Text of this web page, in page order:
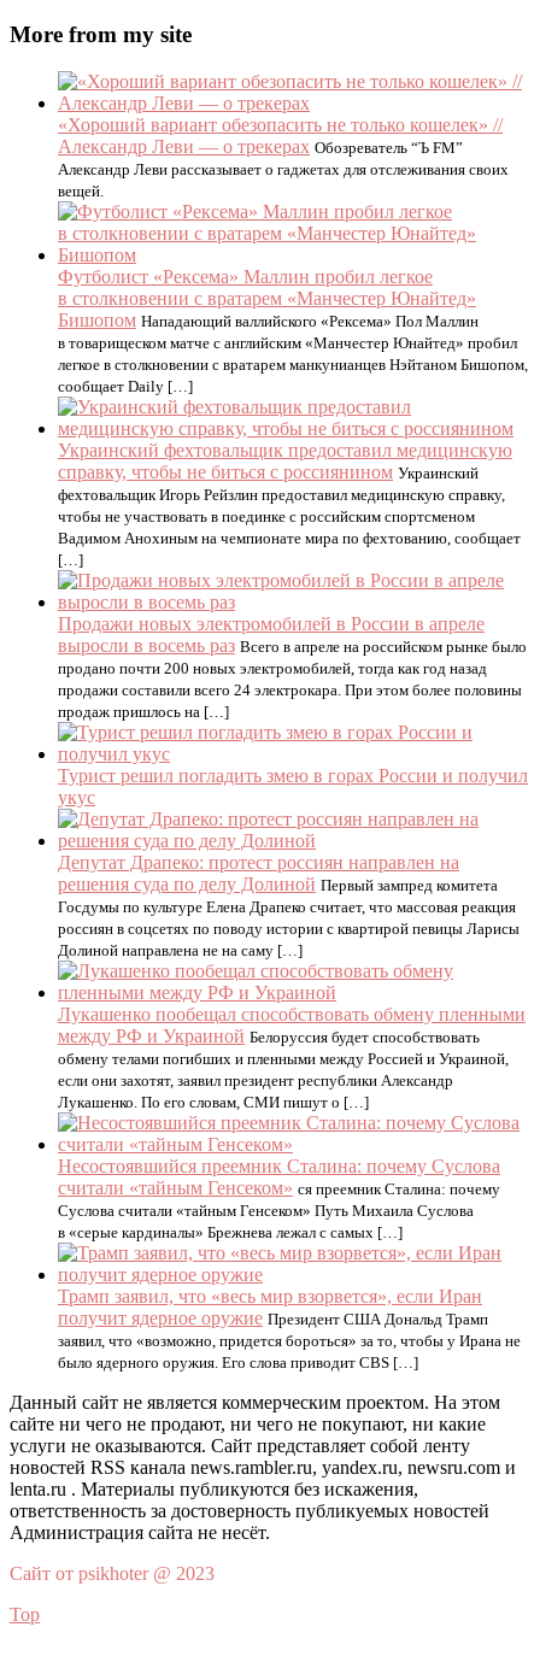
More from my site
«Хороший вариант обезопасить не только кошелек» //
Александр Леви — о трекерах Обозреватель “Ъ FM”
Александр Леви рассказывает о гаджетах для отслеживания своих
вещей.
Футболист «Рексема» Маллин пробил легкое
в столкновении с вратарем «Манчестер Юнайтед»
Бишопом Нападающий валлийского «Рексема» Пол Маллин
в товарищеском матче с английским «Манчестер Юнайтед» пробил
легкое в столкновении с вратарем манкунианцев Нэйтаном Бишопом,
сообщает Daily […]
Украинский фехтовальщик предоставил медицинскую
справку, чтобы не биться с россиянином Украинский
фехтовальщик Игорь Рейзлин предоставил медицинскую справку,
чтобы не участвовать в поединке с российским спортсменом
Вадимом Анохиным на чемпионате мира по фехтованию, сообщает
[…]
Продажи новых электромобилей в России в апреле
выросли в восемь раз Всего в апреле на российском рынке было
продано почти 200 новых электромобилей, тогда как год назад
продажи составили всего 24 электрокара. При этом более половины
продаж пришлось на […]
Турист решил погладить змею в горах России и получил
укус
Депутат Драпеко: протест россиян направлен на
решения суда по делу Долиной Первый зампред комитета
Госдумы по культуре Елена Драпеко считает, что массовая реакция
россиян в соцсетях по поводу истории с квартирой певицы Ларисы
Долиной направлена не на саму […]
Лукашенко пообещал способствовать обмену пленными
между РФ и Украиной Белоруссия будет способствовать
обмену телами погибших и пленными между Россией и Украиной,
если они захотят, заявил президент республики Александр
Лукашенко. По его словам, СМИ пишут о […]
Несостоявшийся преемник Сталина: почему Суслова
считали «тайным Генсеком» ся преемник Сталина: почему
Суслова считали «тайным Генсеком» Путь Михаила Суслова
в «серые кардиналы» Брежнева лежал с самых […]
Трамп заявил, что «весь мир взорвется», если Иран
получит ядерное оружие Президент США Дональд Трамп
заявил, что «возможно, придется бороться» за то, чтобы у Ирана не
было ядерного оружия. Его слова приводит CBS […]
Данный сайт не является коммерческим проектом. На этом
сайте ни чего не продают, ни чего не покупают, ни какие
услуги не оказываются. Сайт представляет собой ленту
новостей RSS канала news.rambler.ru, yandex.ru, newsru.com и
lenta.ru . Материалы публикуются без искажения,
ответственность за достоверность публикуемых новостей
Администрация сайта не несёт.
Сайт от psikhoter @ 2023
Top